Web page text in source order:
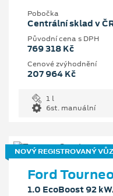
Pobočka
Centrální sklad v
Původní cena s DPH
769 318 Kč
Cenové zvýhodnění
207 964 Kč
1 l
6st. manuální
NOVÝ REGISTROVANÝ VŮZ
Ford
1.0 EcoBoost 92